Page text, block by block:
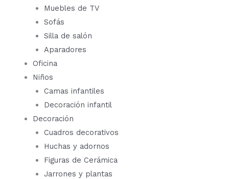
Muebles de TV
Sofás
Silla de salón
Aparadores
Oficina
Niños
Camas infantiles
Decoración infantil
Decoración
Cuadros decorativos
Huchas y adornos
Figuras de Cerámica
Jarrones y plantas